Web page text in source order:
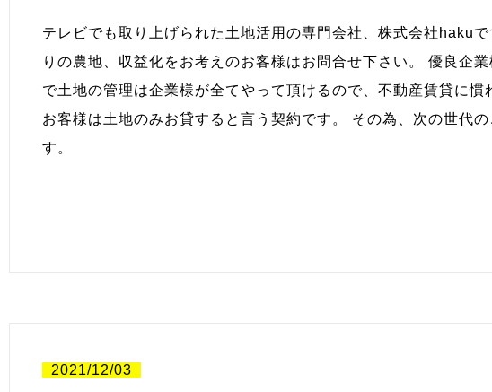
テレビでも取り上げられた土地活用の専門会社、株式会社haku
りの農地、収益化をお考えのお客様はお問合せ下さい。 優良企
で土地の管理は企業様が全てやって頂けるので、不動産賃貸に
お客様は土地のみお貸すると言う契約です。 その為、次の世代
す。
2021/12/03